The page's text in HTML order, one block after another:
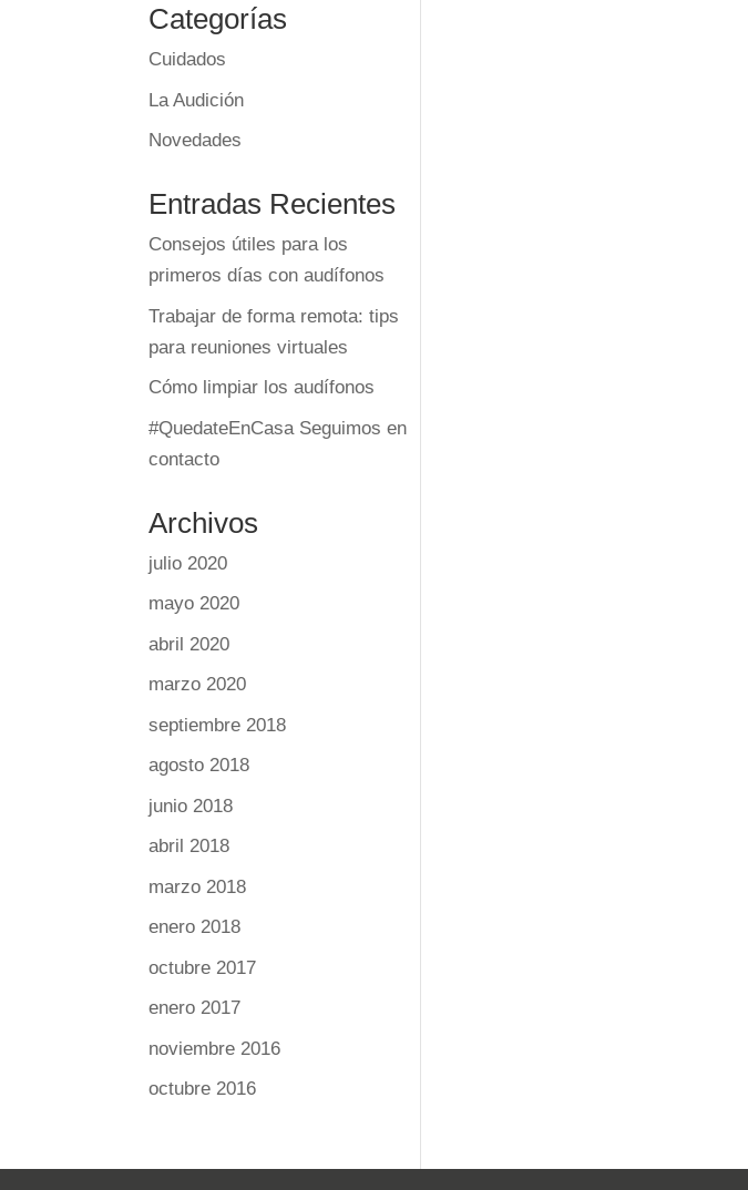
Categorías
Cuidados
La Audición
Novedades
Entradas Recientes
Consejos útiles para los
primeros días con audífonos
Trabajar de forma remota: tips
para reuniones virtuales
Cómo limpiar los audífonos
#QuedateEnCasa Seguimos en
contacto
Archivos
julio 2020
mayo 2020
abril 2020
marzo 2020
septiembre 2018
agosto 2018
junio 2018
abril 2018
marzo 2018
enero 2018
octubre 2017
enero 2017
noviembre 2016
octubre 2016